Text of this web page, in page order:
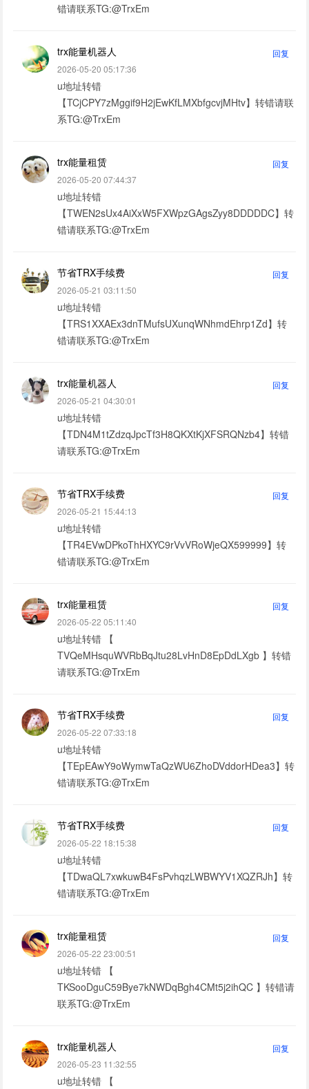
错请联系TG:@TrxEm
trx能量机器人
回复
2026-05-20 05:17:36
u地址转错
【TCjCPY7zMggif9H2jEwKfLMXbfgcvjMHtv】转错请联
系TG:@TrxEm
trx能量租赁
回复
2026-05-20 07:44:37
u地址转错
【TWEN2sUx4AiXxW5FXWpzGAgsZyy8DDDDDC】转
错请联系TG:@TrxEm
节省TRX手续费
回复
2026-05-21 03:11:50
u地址转错
【TRS1XXAEx3dnTMufsUXunqWNhmdEhrp1Zd】转
错请联系TG:@TrxEm
trx能量机器人
回复
2026-05-21 04:30:01
u地址转错
【TDN4M1tZdzqJpcTf3H8QKXtKjXFSRQNzb4】转错
请联系TG:@TrxEm
节省TRX手续费
回复
2026-05-21 15:44:13
u地址转错
【TR4EVwDPkoThHXYC9rVvVRoWjeQX599999】转
错请联系TG:@TrxEm
trx能量租赁
回复
2026-05-22 05:11:40
u地址转错 【
TVQeMHsquWVRbBqJtu28LvHnD8EpDdLXgb 】转错
请联系TG:@TrxEm
节省TRX手续费
回复
2026-05-22 07:33:18
u地址转错
【TEpEAwY9oWymwTaQzWU6ZhoDVddorHDea3】转
错请联系TG:@TrxEm
节省TRX手续费
回复
2026-05-22 18:15:38
u地址转错
【TDwaQL7xwkuwB4FsPvhqzLWBWYV1XQZRJh】转
错请联系TG:@TrxEm
trx能量租赁
回复
2026-05-22 23:00:51
u地址转错 【
TKSooDguC59Bye7kNWDqBgh4CMt5j2ihQC 】转错请
联系TG:@TrxEm
trx能量机器人
回复
2026-05-23 11:32:55
u地址转错 【